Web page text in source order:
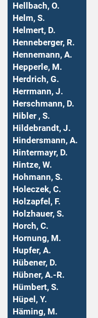
Hellbach, O.
Helm, S.
Helmert, D.
Henneberger, R.
Hennemann, A.
Hepperle, M.
Herdrich, G.
Herrmann, J.
Herschmann, D.
Hibler , S.
Hildebrandt, J.
Hindersmann, A.
Hintermayr, D.
Hintze, W.
Hohmann, S.
Holeczek, C.
Holzapfel, F.
Holzhauer, S.
Horch, C.
Hornung, M.
Hupfer, A.
Hübener, D.
Hübner, A.-R.
Hümbert, S.
Hüpel, Y.
Häming, M.